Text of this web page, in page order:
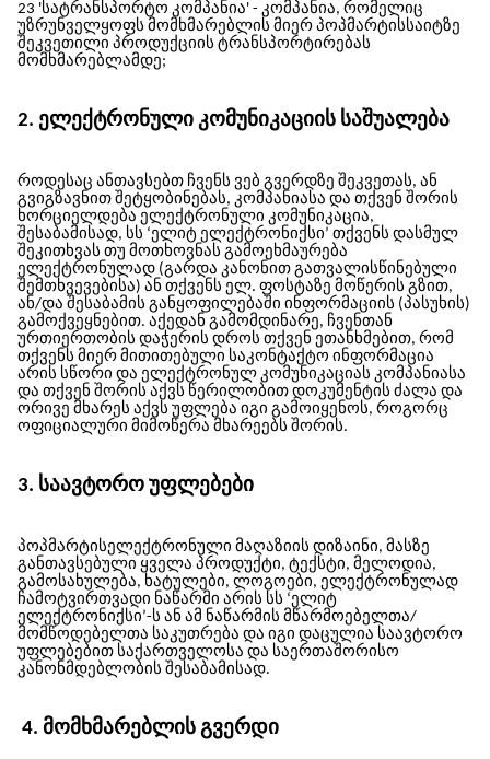
23 'სატრანსპორტო კომპანია' - კომპანია, რომელიც
უზრუნველყოფს მომხმარებლის მიერ პოპმარტისსაიტზე
შეკვეთილი პროდუქციის ტრანსპორტირებას
მომხმარებლამდე;
2. ელექტრონული კომუნიკაციის საშუალება
როდესაც ანთავსებთ ჩვენს ვებ გვერდზე შეკვეთას, ან
გვიგზავნით შეტყობინებას, კომპანიასა და თქვენ შორის
ხორციელდება ელექტრონული კომუნიკაცია,
შესაბამისად, სს ‘ელიტ ელექტრონიქსი’ თქვენს დასმულ
შეკითხვას თუ მოთხოვნას გამოეხმაურება
ელექტრონულად (გარდა კანონით გათვალისწინებული
შემთხვევებისა) ან თქვენს ელ. ფოსტაზე მოწერის გზით,
ან/და შესაბამის განყოფილებაში ინფორმაციის (პასუხის)
გამოქვეყნებით. აქედან გამომდინარე, ჩვენთან
ურთიერთობის დაჭერის დროს თქვენ ეთანხმებით, რომ
თქვენს მიერ მითითებული საკონტაქტო ინფორმაცია
არის სწორი და ელექტრონულ კომუნიკაციას კომპანიასა
და თქვენ შორის აქვს წერილობით დოკუმენტის ძალა და
ორივე მხარეს აქვს უფლება იგი გამოიყენოს, როგორც
ოფიციალური მიმოწერა მხარეებს შორის.
3. საავტორო უფლებები
პოპმარტისელექტრონული მაღაზიის დიზაინი, მასზე
განთავსებული ყველა პროდუქტი, ტექსტი, მელოდია,
გამოსახულება, ხატულები, ლოგოები, ელექტრონულად
ჩამოტვირთვადი ნაწარმი არის სს ‘ელიტ
ელექტრონიქსი’-ს ან ამ ნაწარმის მწარმოებელთა/
მომწოდებელთა საკუთრება და იგი დაცულია საავტორო
უფლებებით საქართველოსა და საერთაშორისო
კანონმდებლობის შესაბამისად.
4. მომხმარებლის გვერდი